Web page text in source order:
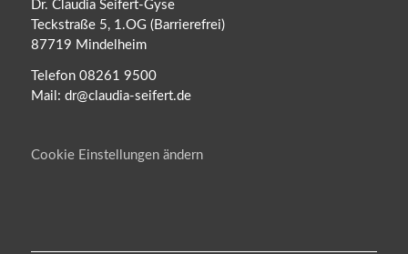
Dr. Claudia Seifert-Gyse
Teckstraße 5, 1.OG (Barrierefrei)
87719 Mindelheim
Telefon 08261 9500
Mail: dr@claudia-seifert.de
Cookie Einstellungen ändern